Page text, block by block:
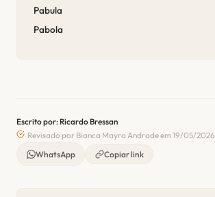
Pabula
Pabola
Escrito por: Ricardo Bressan
Revisado por Bianca Mayra Andrade em 19/05/2026
WhatsApp
Copiar link